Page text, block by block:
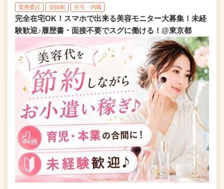
業務委託 登録制 在宅・内職
完全在宅OK！スマホで出来る美容モニター大募集！未経
験歓迎♪履歴書・面接不要でスグに働ける！@東京都